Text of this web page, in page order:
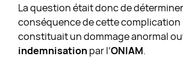
La question était donc de
conséquence de cette complication
constituait un dommage anormal
indemnisationpar l’ONIAM.